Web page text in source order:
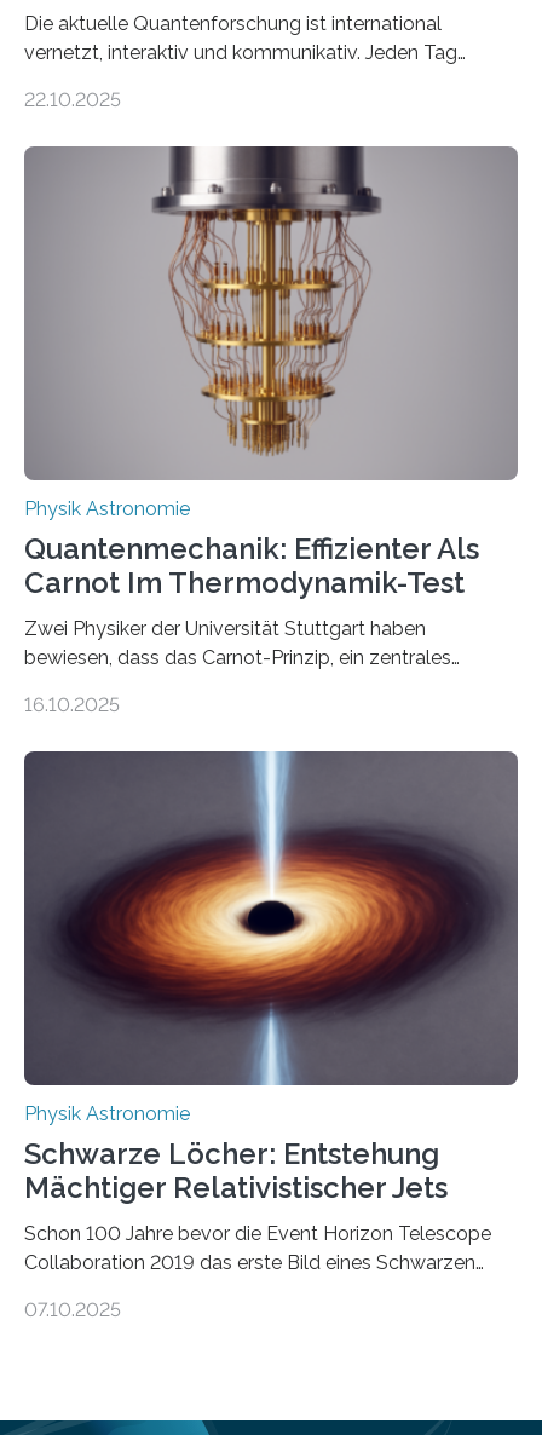
Die aktuelle Quantenforschung ist international
vernetzt, interaktiv und kommunikativ. Jeden Tag
oft von Autor*innen, die eng zusammenarbeiten. Neue
werden schnell weiterentwickelt. Dies ist der Alltag in
der Forschung der Quantentheorie, die dieses Jahr 100
Jahre alt geworden ist, weshalb die UNESCO 2025 zum
Internationalen Jahr der Quantenwissenschaft und -
technologie ausgerufen hat. Doch nun hat eine
internationale Forschungsgruppe um den
22.10.2025
Physik Astronomie
Quantenmechanik: Effizienter Als
Carnot Im Thermodynamik-Test
Zwei Physiker der Universität Stuttgart haben
bewiesen, dass das Carnot-Prinzip, ein zentrales
Größenordnung von Atomen gilt, deren physikalische
Quantenmotoren voranbringen. Das
Wissenschaftsjournal Science Advances veröffentlichte
die Herleitung. (DOI: 10.1126/sciadv.adw8462)
Verbrennungsmotoren oder Dampfturbinen sind
Wärmekraftmaschinen: Sie wandeln thermische
Energie in mechanische Bewegung um – oder anders
ausgedrückt, Wärme in Bewegung. In
quantenmechanischen Experimenten ist es in den…
16.10.2025
Physik Astronomie
Schwarze Löcher: Entstehung
Mächtiger Relativistischer Jets
Schon 100 Jahre bevor die Event Horizon Telescope
Collaboration 2019 das erste Bild eines Schwarzen
hatte der Astronom Heber Curtis einen seltsamen
07.10.2025